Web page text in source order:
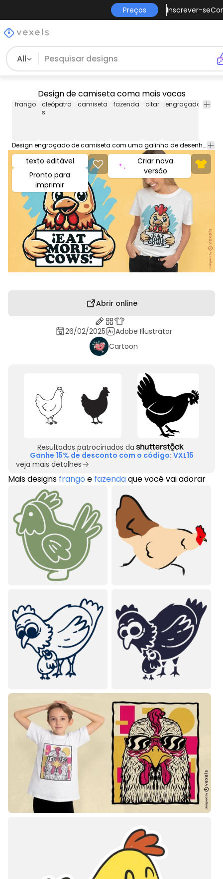
Preços Inscrever-se
All
Design de camiseta coma mais vacas
frango
cleópatra
s
camiseta fazenda citar engraçado
Design engraçado de camiseta com uma galinha de desenho animado segurando uma placa com a citação engraçada: "Coma mais vacas!". Este design de camiseta gráfica pode ser usado em camisas, moletons e outros produtos de merchandising. Vem com um arquivo PNG transparente, perfeito para plataformas POD como Merch by Amazon, Redbubble, Teespring, Printful e muito mais.
texto editável
Pronto para
imprimir
Criar nova
versão
Abrir online
26/02/2025
Adobe Illustrator
Cartoon
Resultados patrocinados da
Ganhe 15% de desconto com o código: VXL15
veja mais detalhes
Mais designs frango e fazendaque você vai adorar